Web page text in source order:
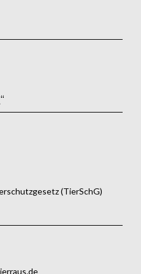
(TierSchG)